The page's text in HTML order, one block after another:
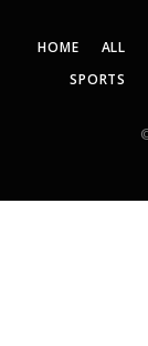
HOME ALL
SPORTS